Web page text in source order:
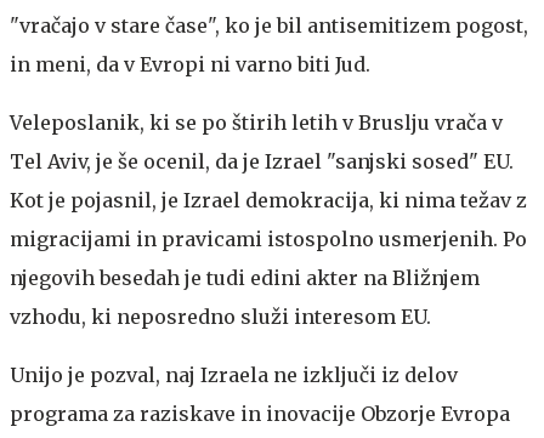
"vračajo v stare čase", ko je bil antisemitizem pogost,
in meni, da v Evropi ni varno biti Jud.
Veleposlanik, ki se po štirih letih v Bruslju vrača v
Tel Aviv, je še ocenil, da je Izrael "sanjski sosed" EU.
Kot je pojasnil, je Izrael demokracija, ki nima težav z
migracijami in pravicami istospolno usmerjenih. Po
njegovih besedah je tudi edini akter na Bližnjem
vzhodu, ki neposredno služi interesom EU.
Unijo je pozval, naj Izraela ne izključi iz delov
programa za raziskave in inovacije Obzorje Evropa